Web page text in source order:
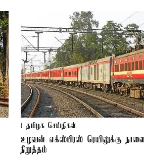
தமிழக செய்திகள்
உழவன் எக்ஸ்பிரஸ் ரெயிலுக்கு
நிறுத்தம்